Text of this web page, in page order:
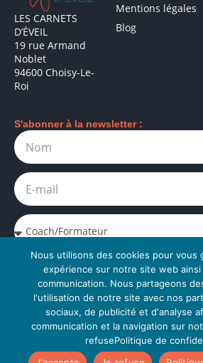
LES CARNETS
D’ÉVEIL
19 rue Armand
Noblet
94600 Choisy-Le-
Roi
Mentions légales
Blog
S'abonner à la newsletter :
J'accepte la politique de
désabonner à tout moment.
S’abonner à la
Nous utilisons des cookies pour vous
expérience sur notre site web
communication. Nous partageons
l'utilisation de notre site avec nos
sociaux, de publicité et d'analyse
communication et la navigation sur
refusePolitique de